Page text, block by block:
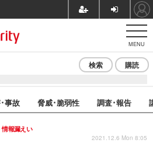
MENU
検索 購読
事故 脅威･脆弱性 調査･報告
報漏えい
2021.12.6 Mon 8:05